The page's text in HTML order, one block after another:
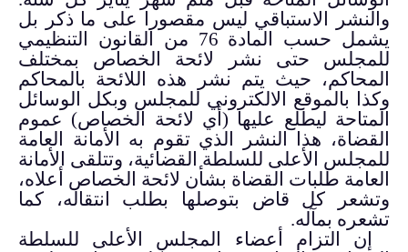
والنشر الاستباقي ليس مقصورا على ما ذكر بل
يشمل حسب المادة 76 من القانون التنظيمي
للمجلس حتى نشر لائحة الخصاص بمختلف
المحاكم، حيث يتم نشر هذه اللائحة بالمحاكم
وكذا بالموقع الالكتروني للمجلس وبكل الوسائل
المتاحة ليطلع عليها (أي لائحة الخصاص) عموم
القضاة، هذا النشر الذي تقوم به الأمانة العامة
للمجلس الأعلى للسلطة القضائية، وتتلقى الأمانة
العامة طلبات القضاة بشأن لائحة الخصاص أعلاه،
وتشعر كل قاض بتوصلها بطلب انتقاله، كما
تشعره بمآله.
إن التزام أعضاء المجلس الأعلى للسلطة